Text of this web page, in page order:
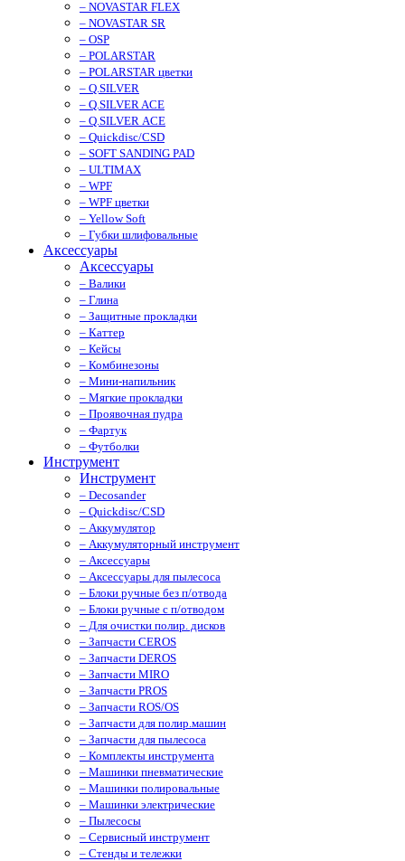
– NOVASTAR FLEX
– NOVASTAR SR
– OSP
– POLARSTAR
– POLARSTAR цветки
– Q.SILVER
– Q.SILVER ACE
– Q.SILVER ACE
– Quickdisc/CSD
– SOFT SANDING PAD
– ULTIMAX
– WPF
– WPF цветки
– Yellow Soft
– Губки шлифовальные
Аксессуары
Аксессуары
– Валики
– Глина
– Защитные прокладки
– Каттер
– Кейсы
– Комбинезоны
– Мини-напильник
– Мягкие прокладки
– Проявочная пудра
– Фартук
– Футболки
Инструмент
Инструмент
– Decosander
– Quickdisc/CSD
– Аккумулятор
– Аккумуляторный инструмент
– Аксессуары
– Аксессуары для пылесоса
– Блоки ручные без п/отвода
– Блоки ручные с п/отводом
– Для очистки полир. дисков
– Запчасти CEROS
– Запчасти DEROS
– Запчасти MIRO
– Запчасти PROS
– Запчасти ROS/OS
– Запчасти для полир.машин
– Запчасти для пылесоса
– Комплекты инструмента
– Машинки пневматические
– Машинки полировальные
– Машинки электрические
– Пылесосы
– Сервисный инструмент
– Стенды и тележки